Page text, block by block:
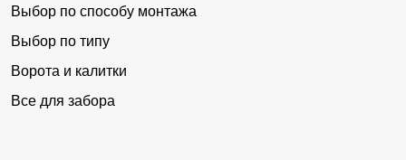
Выбор по способу монтажа
Выбор по типу
Ворота и калитки
Все для забора